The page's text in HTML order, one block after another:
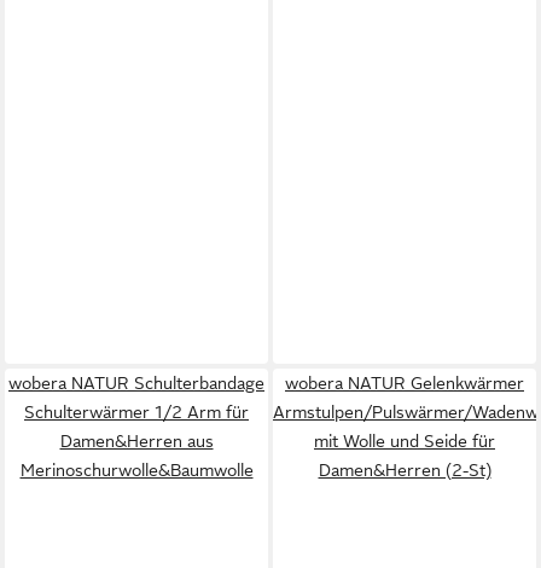
wobera NATUR Schulterbandage
Schulterwärmer 1/2 Arm für
Damen&Herren aus
Merinoschurwolle&Baumwolle
wobera NATUR Gelenkwärmer
Armstulpen/Pulswärmer/
mit Wolle und Seide für
Damen&Herren (2-St)